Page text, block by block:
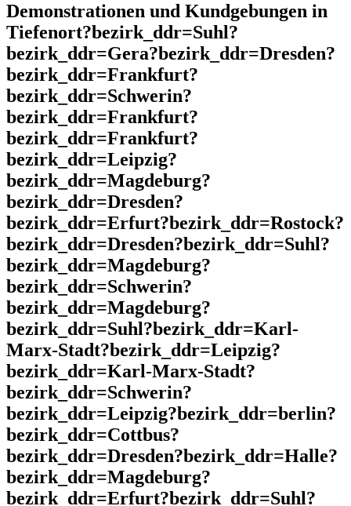
Demonstrationen und Kundgebungen in
Tiefenort?bezirk_ddr=Suhl?
bezirk_ddr=Gera?bezirk_ddr=Dresden?
bezirk_ddr=Frankfurt?
bezirk_ddr=Schwerin?
bezirk_ddr=Frankfurt?
bezirk_ddr=Frankfurt?
bezirk_ddr=Leipzig?
bezirk_ddr=Magdeburg?
bezirk_ddr=Dresden?
bezirk_ddr=Erfurt?bezirk_ddr=Rostock?
bezirk_ddr=Dresden?bezirk_ddr=Suhl?
bezirk_ddr=Magdeburg?
bezirk_ddr=Schwerin?
bezirk_ddr=Magdeburg?
bezirk_ddr=Suhl?bezirk_ddr=Karl-
Marx-Stadt?bezirk_ddr=Leipzig?
bezirk_ddr=Karl-Marx-Stadt?
bezirk_ddr=Schwerin?
bezirk_ddr=Leipzig?bezirk_ddr=berlin?
bezirk_ddr=Cottbus?
bezirk_ddr=Dresden?bezirk_ddr=Halle?
bezirk_ddr=Magdeburg?
bezirk_ddr=Erfurt?bezirk_ddr=Suhl?